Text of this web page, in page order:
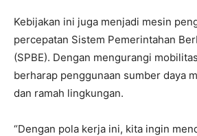
Kebijakan ini juga menjadi mesin
percepatan Sistem Pemerintahan
(SPBE). Dengan mengurangi
berharap penggunaan sumber daya
dan ramah lingkungan.
“Dengan pola kerja ini, kita ingin